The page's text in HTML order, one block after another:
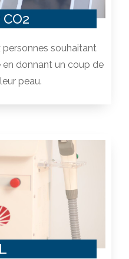
personnes souhaitant
donnant un coup de
peau.